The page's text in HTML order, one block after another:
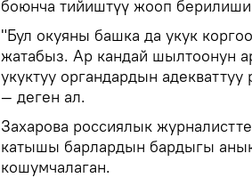
боюнча тийиштүү жооп
"Бул окуяны башка да укук
жатабыз. Ар кандай шылтоонун
укуктуу органдардын
— деген ал.
Захарова россиялык
катышы барлардын бардыгы
кошумчалаган.